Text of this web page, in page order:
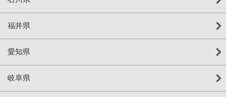
福井県
愛知県
岐阜県